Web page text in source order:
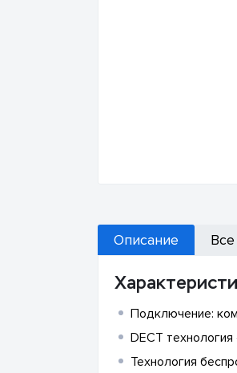
Описание
Подключение:
DECT
Технология